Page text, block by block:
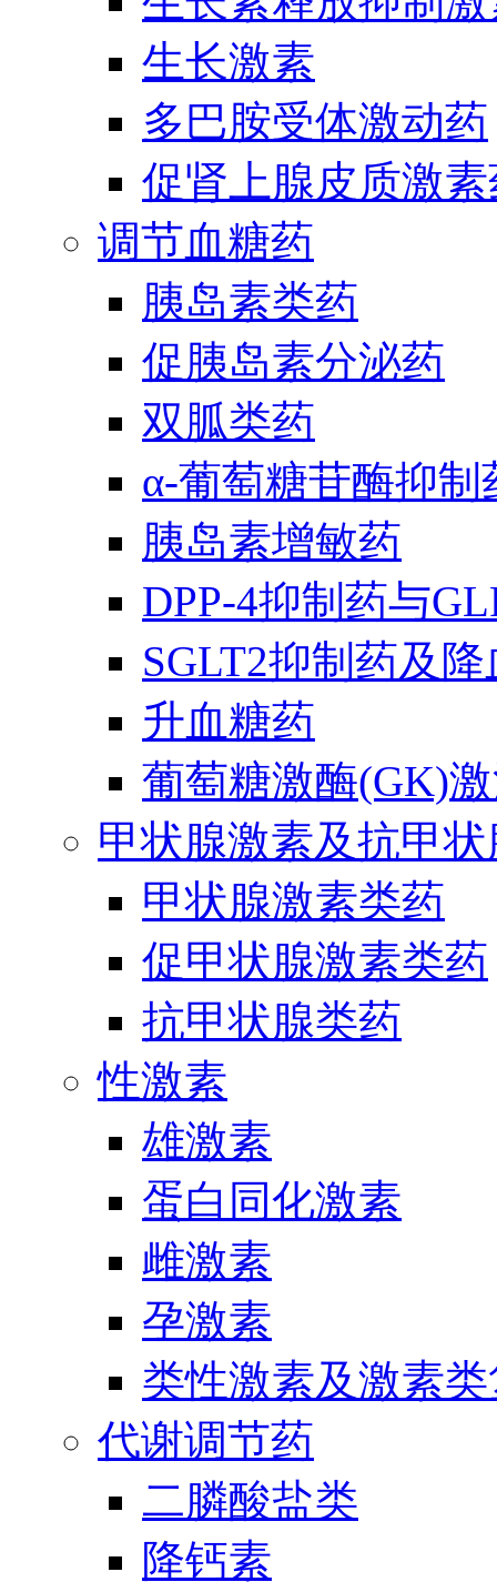
生长激素
多巴胺受体激动药
促肾上腺皮质激
调节血糖药
胰岛素类药
促胰岛素分泌药
双胍类药
α-葡萄糖苷酶抑制
胰岛素增敏药
DPP-4抑制药与
SGLT2抑制药及
升血糖药
葡萄糖激酶(GK)
甲状腺激素及抗甲
甲状腺激素类药
促甲状腺激素类药
抗甲状腺类药
性激素
雄激素
蛋白同化激素
雌激素
孕激素
类性激素及激素
代谢调节药
二膦酸盐类
降钙素